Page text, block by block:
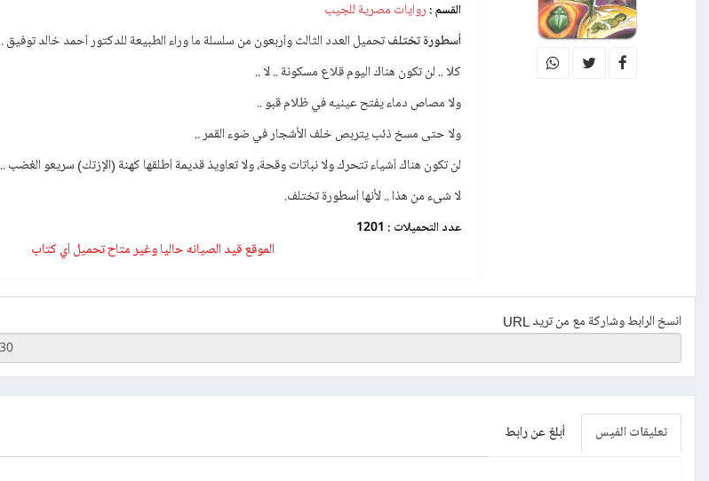
القسم : روايات مصرية للجيب
أسطورة تختلف تحميل العدد الثالث وأربعون من سلسلة ما وراء الطبيعة للدكتور أحمد خالد توفيق .
كلا .. لن تكون هناك اليوم قلاع مسكونة .. لا ..
ولا مصاص دماء يفتح عينيه في ظلام قبو ..
ولا حتى مسخ ذئب يتربص خلف الأشجار في ضوء القمر ..
لن تكون هناك أشياء تتحرك ولا نباتات وقحة، ولا تعاويذ قديمة أطلقها كهنة (الإزتك) سريعو الغضب ..
لا شىء من هذا .. لأنها أسطورة تختلف.
عدد التحميلات : 1201
الموقع قيد الصيانه حاليا وغير متاح تحميل أي كتاب
انسخ الرابط وشاركة مع من تريد URL
تعليقات الفيس أبلغ عن رابط